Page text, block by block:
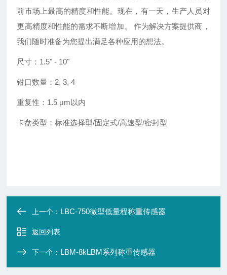
前市场上最高的精度和性能。现在，有一天，生产人员对
更高精度和性能的需求不断增加。 作为解决方案提供商，
我们随时准备为您提出满足各种应用的想法。
尺寸： 1.5" - 10"
钳口数量： 2, 3, 4
重复性： 1.5 μm以内
卡盘类型：标准选择型/固定式/高速型/密封型
上一个： LBC-750微型低量程称重传感器
返回列表
下一个： LBM-8kLBM系列称重传感器